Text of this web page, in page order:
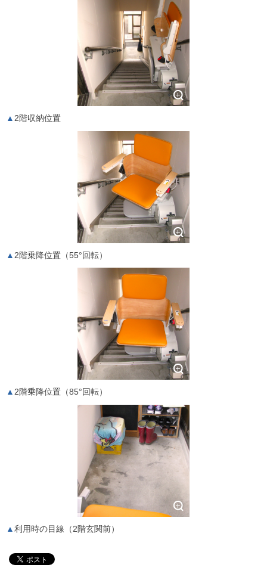
2階収納位置
2階乗降位置（55°回転）
2階乗降位置（85°回転）
利用時の目線（2階玄関前）